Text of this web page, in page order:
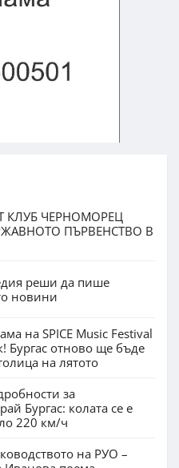
КЛУБ ЧЕРНОМОРЕЦ
ПЪРВЕНСТВО В
реши да пише
новини
на SPICE Music Festival
Бургас отново ще бъде
на лятото
за
Бургас: колата се е
220 км/ч
на РУО –